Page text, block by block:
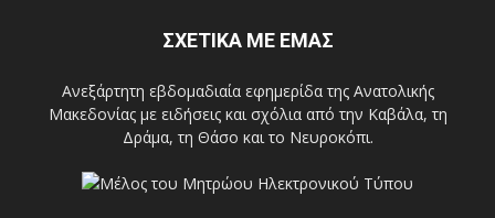
ΣΧΕΤΙΚΑ ΜΕ ΕΜΑΣ
Ανεξάρτητη εβδομαδιαία εφημερίδα της Ανατολικής
Μακεδονίας με ειδήσεις και σχόλια από την Καβάλα, τη
Δράμα, τη Θάσο και το Νευροκόπι.